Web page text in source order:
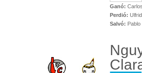
Ganó:
Perdió:
Salvó: